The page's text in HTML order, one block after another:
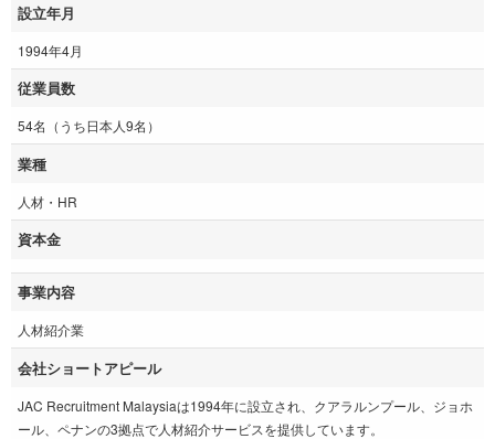
設立年月
1994年4月
従業員数
54名（うち日本人9名）
業種
人材・HR
資本金
事業内容
人材紹介業
会社ショートアピール
JAC Recruitment Malaysiaは1994年に設立され、クアラルンプール、ジョホ
ール、ペナンの3拠点で人材紹介サービスを提供しています。